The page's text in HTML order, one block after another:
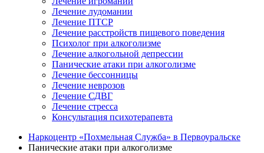
Лечение лудомании
Лечение ПТСР
Лечение расстройств пищевого поведения
Психолог при алкоголизме
Лечение алкогольной депрессии
Панические атаки при алкоголизме
Лечение бессонницы
Лечение неврозов
Лечение СДВГ
Лечение стресса
Консультация психотерапевта
Наркоцентр «Похмельная Служба» в Первоуральске
Панические атаки при алкоголизме